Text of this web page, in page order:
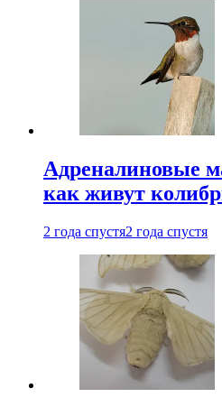
Адреналиновые
как живут
2 года спустя2 года спустя